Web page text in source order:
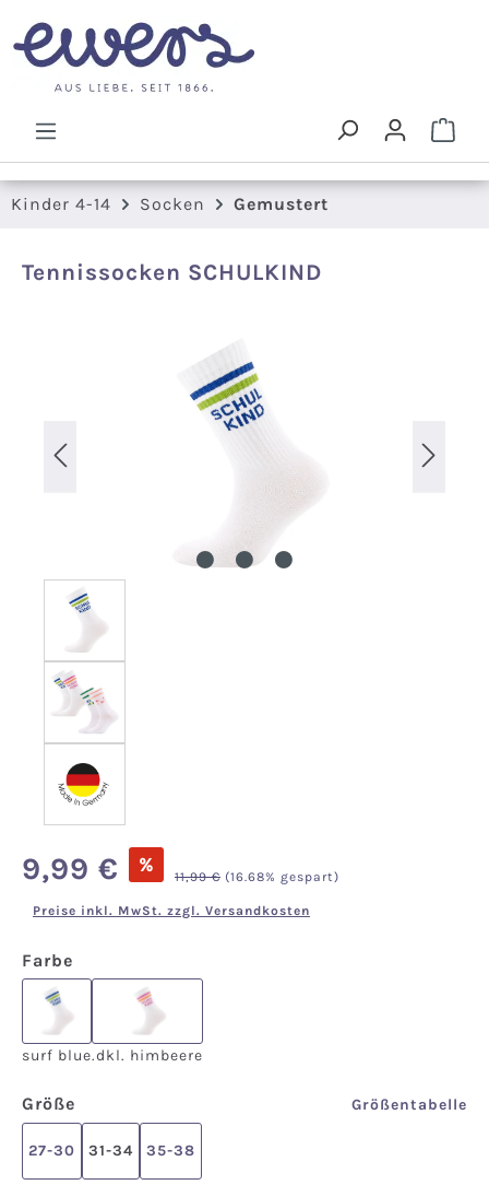
Zum Hauptinhalt springen
Kinder 4-14 Socken Gemustert
Tennissocken SCHULKIND
Bildergalerie überspringen
Verkaufspreis:
9,99 € % Regulärer Preis:
11,99 € (16.68% gespart)
Preise inkl. MwSt. zzgl. Versandkosten
Farbe
surf blue
surf blue
.dkl. himbeere
.dkl. himbeere
Größe Größentabelle
27-30 31-34 35-38